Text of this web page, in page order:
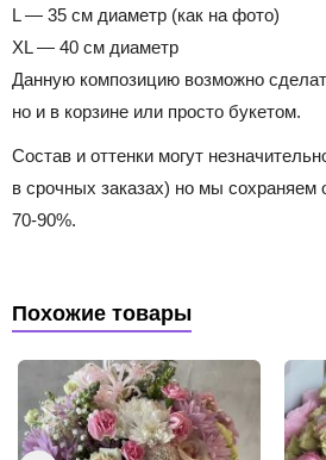
L — 35 см диаметр (как на фото)
XL — 40 см диаметр
Данную композицию возможно
но и в корзине или просто букетом.
Состав и оттенки могут
в срочных заказах) но мы
70-90%.
Похожие товары